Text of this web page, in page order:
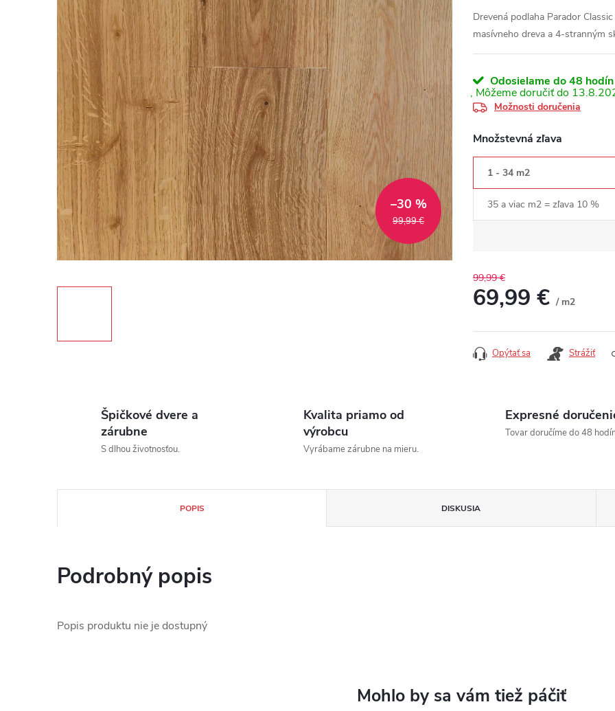
99,99 €
–30 %
Drevená podlaha Parador
masívneho dreva a 4-stranným
Odosielame do 48
Možnosti doručenia
Množstevná zľava
1 - 34 m2
35 a viac m2 = zľava 10 %
99,99 €
69,99 € / m2
Opýtať sa Strážiť
Špičkové dvere a
zárubne
S dlhou životnosťou.
Kvalita priamo od
výrobcu
Vyrábame zárubne na mieru.
Expresné
Tovar doručíme do 48
POPIS DISKUSIA
Podrobný popis
Popis produktu nie je dostupný